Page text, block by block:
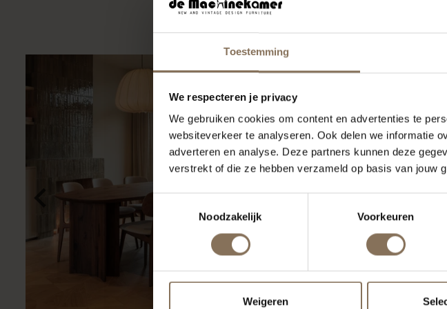
Toestemming
We respecteren je privacy
We gebruiken cookies om content en advertenties te
websiteverkeer te analyseren. Ook delen we informatie
adverteren en analyse. Deze partners kunnen deze
verstrekt of die ze hebben verzameld op basis van jouw
Noodzakelijk
Voorkeuren
Weigeren